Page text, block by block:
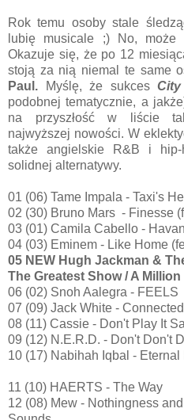
Rok temu osoby stale
lubię musicale ;) No,
Okazuje się, że po 12
stoją za nią niemal te same
Paul. Myślę, że sukces
podobnej tematycznie, a
na przyszłość w liście
najwyższej nowości. W
także angielskie R&B i
solidnej alternatywy.
01 (06) Tame Impala - Taxi's
02 (30) Bruno Mars - Finesse
03 (01) Camila Cabello -
04 (03) Eminem - Like Home
05 NEW Hugh Jackman &
The Greatest Show / A
06 (02) Snoh Aalegra - FEELS
07 (09) Jack White -
08 (11) Cassie - Don't Play It
09 (12) N.E.R.D. - Don't Don't
10 (17) Nabihah Iqbal -
11 (10) HAERTS - The Way
12 (08) Mew - Nothingness